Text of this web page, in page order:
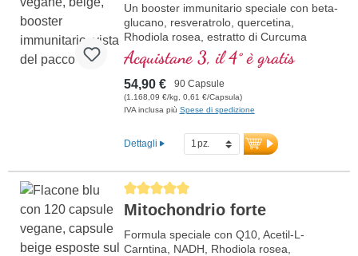
Un booster immunitario speciale con beta-
glucano, resveratrolo, quercetina,
Rhodiola rosea, estratto di Curcuma
longa, EGCG ed estratto di piperina.
Vitamina D3, vitamina C, selenio e zinco
supportano un sistema immunitario sano.
Acquistane 3, il 4° è gratis
54,90 € 90 Capsule
(1.168,09 €/kg, 0,61 €/Capsula)
IVA inclusa più Spese di spedizione
Dettagli
Average rating of 5 out of 5 stars
Mitochondrio forte
Formula speciale con Q10, Acetil-L-
Carntina, NADH, Rhodiola rosea,